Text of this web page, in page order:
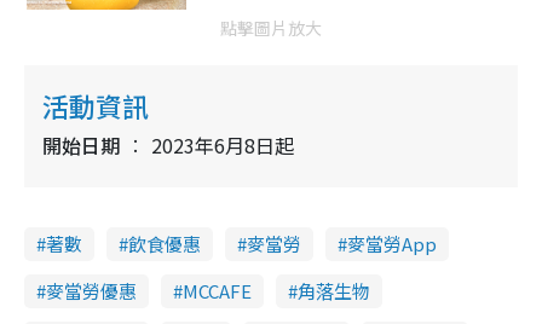
點擊圖片放大
活動資訊
開始日期 2023年6月8日起
著數 飲食優惠 麥當勞
麥當勞App
麥當勞優惠
MCCAFE
角落生物